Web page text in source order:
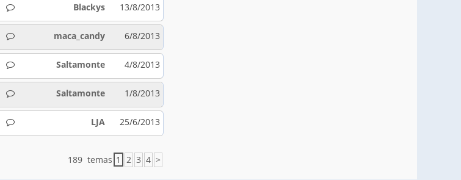
13/8/2013
Blackys
6/8/2013
maca_candy
4/8/2013
Saltamonte
1/8/2013
Saltamonte
25/6/2013
LJA
189 temas 1 2 3 4 >